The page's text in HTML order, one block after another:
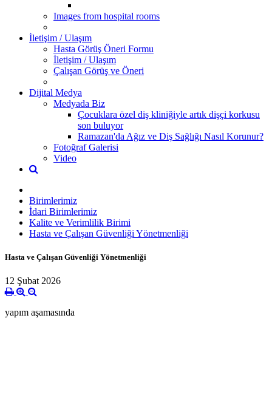
Images from hospital rooms
İletişim / Ulaşım
Hasta Görüş Öneri Formu
İletişim / Ulaşım
Çalışan Görüş ve Öneri
Dijital Medya
Medyada Biz
Çocuklara özel diş kliniğiyle artık dişçi korkusu
son buluyor
Ramazan'da Ağız ve Diş Sağlığı Nasıl Korunur?
Fotoğraf Galerisi
Video
Birimlerimiz
İdari Birimlerimiz
Kalite ve Verimlilik Birimi
Hasta ve Çalışan Güvenliği Yönetmenliği
Hasta ve Çalışan Güvenliği Yönetmenliği
12 Şubat 2026
yapım aşamasında